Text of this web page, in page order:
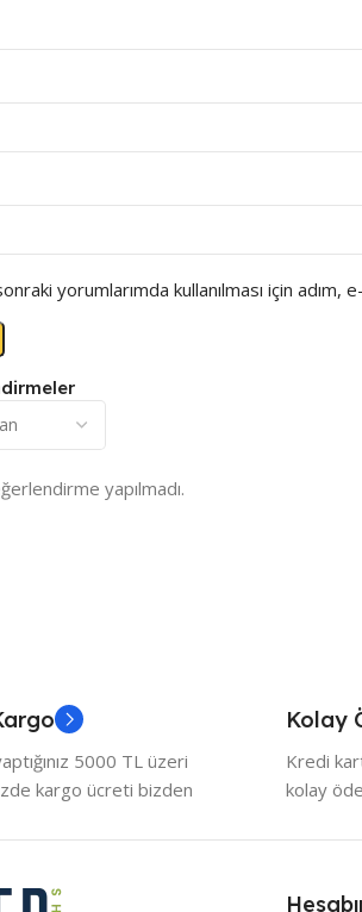
yapılmadı.
yorumlarımda kullanılması için
5000 TL üzeri
kargo ücreti bizden
Kolay
Kredi
kolay